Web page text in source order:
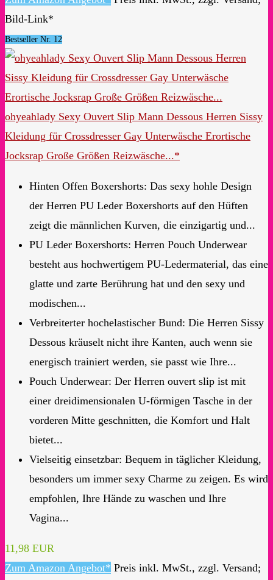
Bild-Link*
Bestseller Nr. 12
ohyeahlady Sexy Ouvert Slip Mann Dessous Herren Sissy
Kleidung für Crossdresser Gay Unterwäsche Erortische
Jocksrap Große Größen Reizwäsche...*
Hinten Offen Boxershorts: Das sexy hohle Design
der Herren PU Leder Boxershorts auf den Hüften
zeigt die männlichen Kurven, die einzigartig und...
PU Leder Boxershorts: Herren Pouch Underwear
besteht aus hochwertigem PU-Ledermaterial, das eine
glatte und zarte Berührung hat und den sexy und
modischen...
Verbreiterter hochelastischer Bund: Die Herren Sissy
Dessous kräuselt nicht ihre Kanten, auch wenn sie
energisch trainiert werden, sie passt wie Ihre...
Pouch Underwear: Der Herren ouvert slip ist mit
einer dreidimensionalen U-förmigen Tasche in der
vorderen Mitte geschnitten, die Komfort und Halt
bietet...
Vielseitig einsetzbar: Bequem in täglicher Kleidung,
besonders um immer sexy Charme zu zeigen. Es wird
empfohlen, Ihre Hände zu waschen und Ihre
Vagina...
11,98 EUR
Zum Amazon Angebot* Preis inkl. MwSt., zzgl. Versand;